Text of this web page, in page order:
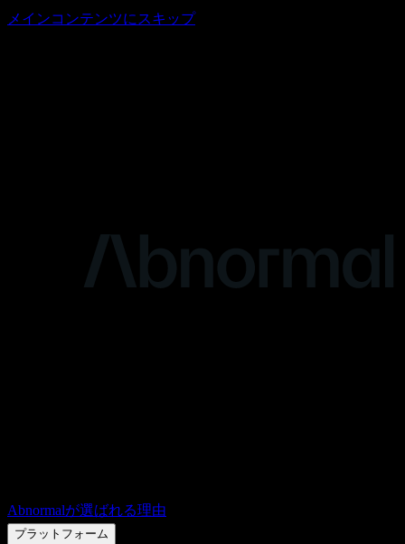
メインコンテンツにスキップ
Abnormalが選ばれる理由
プラットフォーム